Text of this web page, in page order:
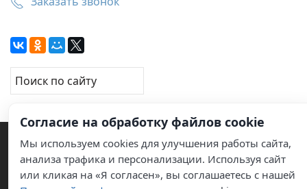
© 2011–2026 Услуги по обслуживанию кондиционеров
Согласие на обработку файлов cookie
Мы используем cookies для улучшения работы сайта,
анализа трафика и персонализации. Используя сайт
или кликая на «Я согласен», вы соглашаетесь с нашей